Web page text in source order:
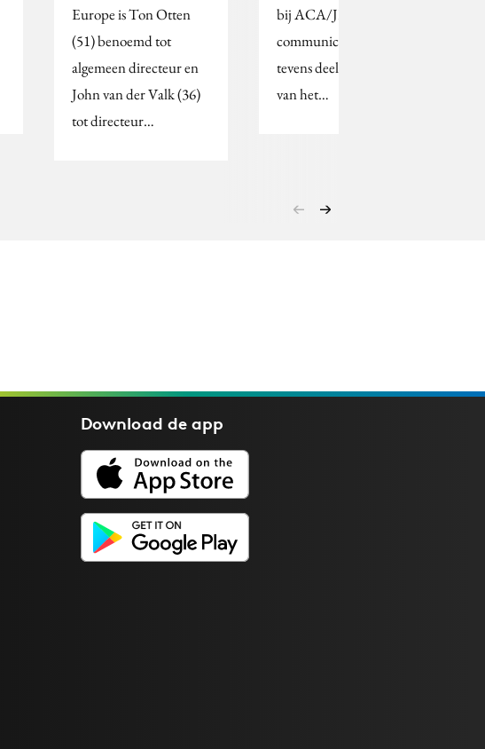
Europe is Ton Otten
(51) benoemd tot
algemeen directeur en
John van der Valk (36)
tot directeur…
bij ACA/JES
communicatie. Zij zal
tevens deel uitmaken
van het…
Download deapp